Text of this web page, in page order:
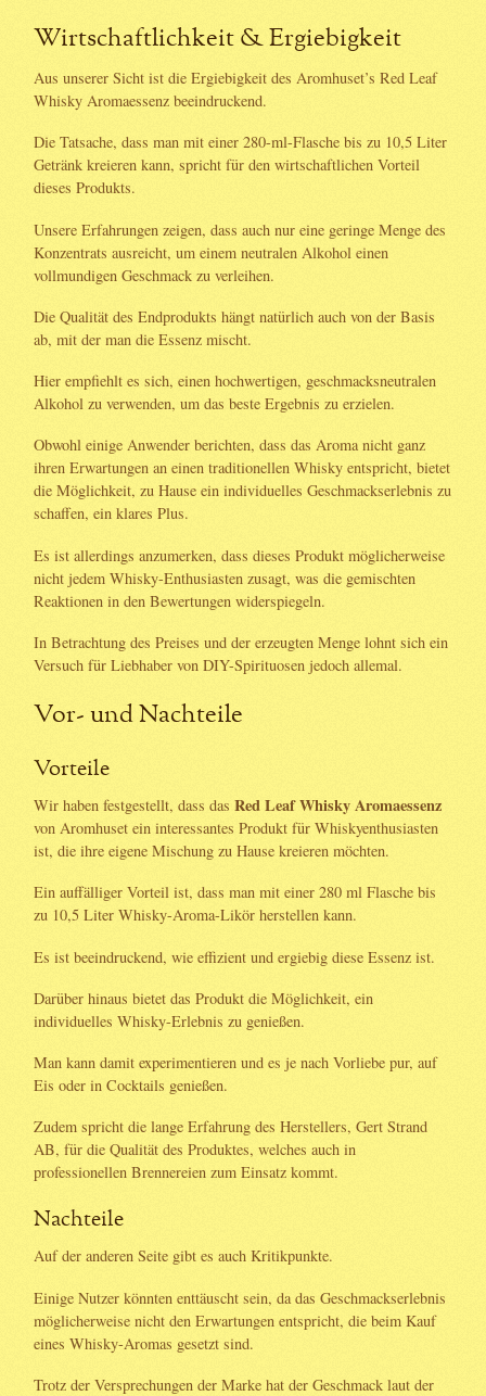
Wirtschaftlichkeit & Ergiebigkeit
Aus unserer Sicht ist die Ergiebigkeit des Aromhuset’s Red Leaf
Whisky Aromaessenz beeindruckend.
Die Tatsache, dass man mit einer 280-ml-Flasche bis zu 10,5 Liter
Getränk kreieren kann, spricht für den wirtschaftlichen Vorteil
dieses Produkts.
Unsere Erfahrungen zeigen, dass auch nur eine geringe Menge des
Konzentrats ausreicht, um einem neutralen Alkohol einen
vollmundigen Geschmack zu verleihen.
Die Qualität des Endprodukts hängt natürlich auch von der Basis
ab, mit der man die Essenz mischt.
Hier empfiehlt es sich, einen hochwertigen, geschmacksneutralen
Alkohol zu verwenden, um das beste Ergebnis zu erzielen.
Obwohl einige Anwender berichten, dass das Aroma nicht ganz
ihren Erwartungen an einen traditionellen Whisky entspricht, bietet
die Möglichkeit, zu Hause ein individuelles Geschmackserlebnis zu
schaffen, ein klares Plus.
Es ist allerdings anzumerken, dass dieses Produkt möglicherweise
nicht jedem Whisky-Enthusiasten zusagt, was die gemischten
Reaktionen in den Bewertungen widerspiegeln.
In Betrachtung des Preises und der erzeugten Menge lohnt sich ein
Versuch für Liebhaber von DIY-Spirituosen jedoch allemal.
Vor- und Nachteile
Vorteile
Wir haben festgestellt, dass dasRed Leaf Whisky Aromaessenz
von Aromhuset ein interessantes Produkt für Whiskyenthusiasten
ist, die ihre eigene Mischung zu Hause kreieren möchten.
Ein auffälliger Vorteil ist, dass man mit einer 280 ml Flasche bis
zu 10,5 Liter Whisky-Aroma-Likör herstellen kann.
Es ist beeindruckend, wie effizient und ergiebig diese Essenz ist.
Darüber hinaus bietet das Produkt die Möglichkeit, ein
individuelles Whisky-Erlebnis zu genießen.
Man kann damit experimentieren und es je nach Vorliebe pur, auf
Eis oder in Cocktails genießen.
Zudem spricht die lange Erfahrung des Herstellers, Gert Strand
AB, für die Qualität des Produktes, welches auch in
professionellen Brennereien zum Einsatz kommt.
Nachteile
Auf der anderen Seite gibt es auch Kritikpunkte.
Einige Nutzer könnten enttäuscht sein, da das Geschmackserlebnis
möglicherweise nicht den Erwartungen entspricht, die beim Kauf
eines Whisky-Aromas gesetzt sind.
Trotz der Versprechungen der Marke hat der Geschmack laut der